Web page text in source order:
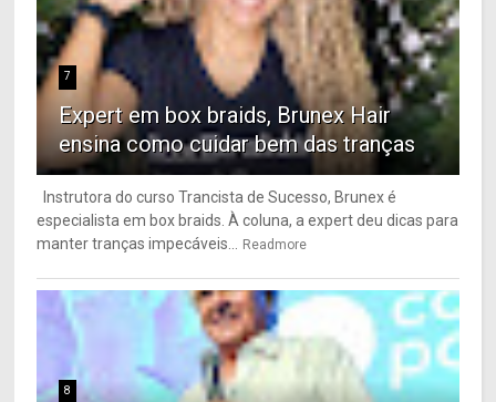
7
Expert em box braids, Brunex Hair
ensina como cuidar bem das tranças
Instrutora do curso Trancista de Sucesso, Brunex é
especialista em box braids. À coluna, a expert deu dicas para
manter tranças impecáveis...
Readmore
8